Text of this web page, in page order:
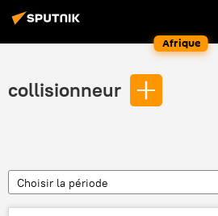
Afrique
collisionneur
Choisir la période